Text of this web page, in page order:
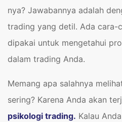
nya? Jawabannya adalah
trading yang detil. Ada cara-
dipakai untuk mengetahui
dalam trading Anda.
Memang apa salahnya
sering? Karena Anda akan
psikologi trading. Kalau